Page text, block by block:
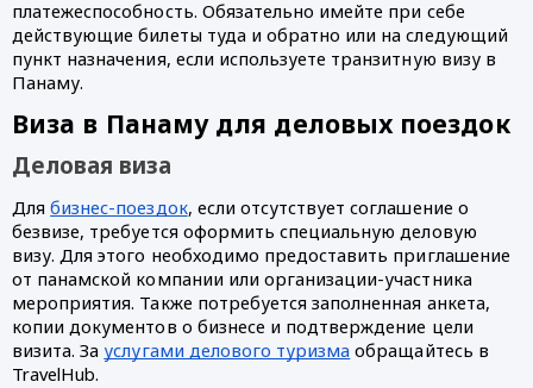
платежеспособность. Обязательно имейте при себе
действующие билеты туда и обратно или на следующий
пункт назначения, если используете транзитную визу в
Панаму.
Виза в Панаму для деловых поездок
Деловая виза
Для бизнес-поездок, если отсутствует соглашение о
безвизе, требуется оформить специальную деловую
визу. Для этого необходимо предоставить приглашение
от панамской компании или организации-участника
мероприятия. Также потребуется заполненная анкета,
копии документов о бизнесе и подтверждение цели
визита. За услугами делового туризма обращайтесь в
TravelHub.